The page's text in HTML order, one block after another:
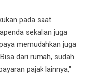
pada saat
sekalian juga
memudahkan juga
dari rumah, sudah
pajak lainnya,"